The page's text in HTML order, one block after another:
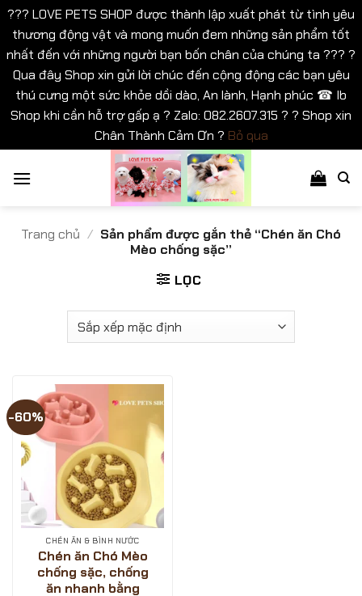
??? LOVE PETS SHOP được thành lập xuất phát từ tình yêu
thương động vật và mong muốn đem những sản phẩm tốt
nhất đến với những người bạn bốn chân của chúng ta ??? ?
Qua đây Shop xin gửi lời chúc đến cộng động các bạn yêu
thú cưng một sức khỏe dồi dào, An lành, Hạnh phúc ☎ Ib
Shop khi cần hỗ trợ gấp ạ ? Zalo: 082.2607.315 ? ? Shop xin
Chân Thành Cảm Ơn ? Bỏ qua
qua
Trang chủ / Sản phẩm được gắn thẻ “Chén ăn Chó
Mèo chống sặc”
LỌC
-60%
CHÉN ĂN & BÌNH NƯỚC
Chén ăn Chó Mèo
chống sặc, chống
ăn nhanh bằng